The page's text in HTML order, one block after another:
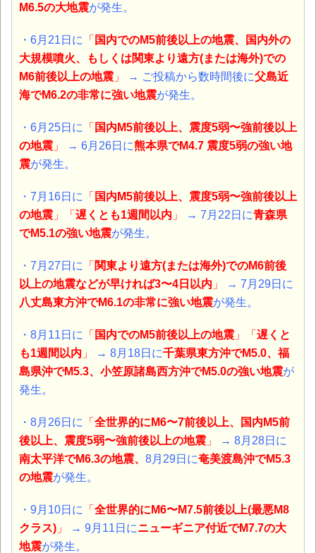
M6.5の大地震が発生。
・6月21日に 「 国内でのM5前後以上の地震、国内外の
大規模噴火、もしくは関東より遠方(または海外)での
M6前後以上の地震 」 → ご投稿から数時間後に父島近
海でM6.2の非常に強い地震が発生。
・6月25日に 「 国内M5前後以上、震度5弱〜強前後以上
の地震 」 → 6月26日に熊本県でM4.7 震度5弱の強い地
震が発生。
・7月16日に 「 国内M5前後以上、震度5弱〜強前後以上
の地震 」「 遅くとも1週間以内 」 → 7月22日に青森県
でM5.1の強い地震が発生。
・7月27日に 「 関東より遠方(または海外)でのM6前後
以上の地震などが早ければ3〜4日以内 」
→ 7月29日に
八丈島東方沖でM6.1の非常に強い地震が発生。
・8月11日に 「 国内でのM5前後以上の地震 」「 遅くと
も1週間以内 」 → 8月18日に千葉県東方沖でM5.0、福
島県沖でM5.3、小笠原諸島西方沖でM5.0の強い地震が
発生。
・8月26日に 「 全世界的にM6〜7前後以上、国内M5前
後以上、震度5弱〜強前後以上の地震 」
→ 8月28日に
南太平洋でM6.3の地震、 8月29日に奄美渡島沖でM5.3
の地震が発生。
・9月10日に 「 全世界的にM6〜M7.5前後以上(最悪M8
クラス) 」 → 9月11日にニューギニア付近でM7.7の大
地震が発生。